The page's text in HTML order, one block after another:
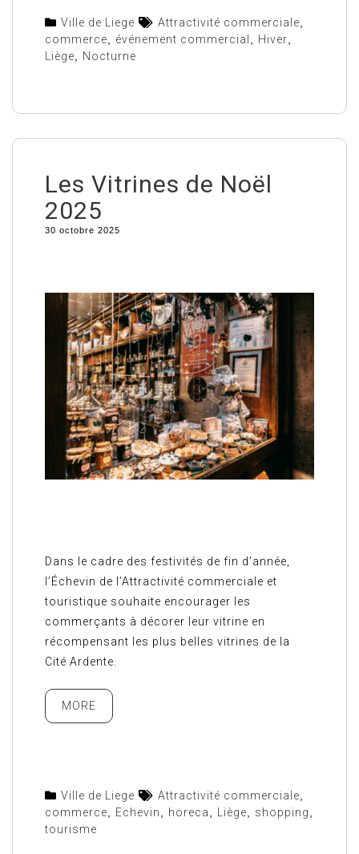
Ville de Liege Attractivité commerciale
commerce
événement commercial Hiver
Liège
Nocturne
Les Vitrines de Noël
2025
30 octobre 2025
Dans le cadre des festivités de fin d’année,
l’Échevin de l’Attractivité commerciale et
touristique souhaite encourager les
commerçants à décorer leur vitrine en
récompensant les plus belles vitrines de la
Cité Ardente.
MORE
Ville de Liege Attractivité commerciale
commerce
Echevin horeca Liège shopping
tourisme